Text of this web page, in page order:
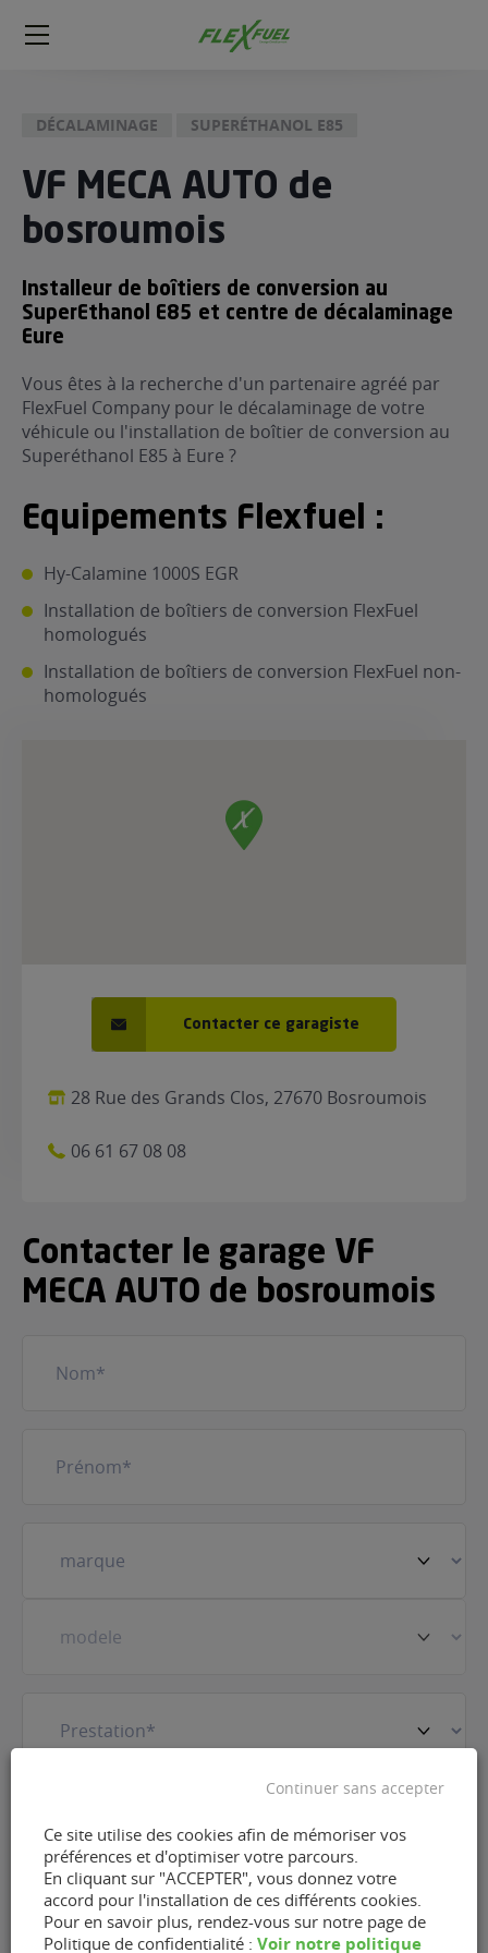
FlexFuel
Méga
le Décalaminage
gratuit
du carburant avec
le Superéthanol
?
garagiste
garagiste
DÉCALAMINAGE SUPERÉTHANOL E85
VF MECA AUTO de
bosroumois
Installeur de boîtiers de conversion au
SuperEthanol E85 et centre de décalaminage
Eure
Vous êtes à la recherche d'un partenaire agréé par
FlexFuel Company pour le décalaminage de votre
véhicule ou l'installation de boîtier de conversion au
Superéthanol E85 à Eure ?
Equipements Flexfuel :
Hy-Calamine 1000S EGR
Installation de boîtiers de conversion FlexFuel
homologués
Installation de boîtiers de conversion FlexFuel non-
homologués
Contacter ce garagiste
28 Rue des Grands Clos, 27670 Bosroumois
06 61 67 08 08
Contacter le garage VF
MECA AUTO de bosroumois
véhicule(Nécessaire)
Téléphone(Nécessaire)
Ce site utilise des cookies afin de mémoriser vos
préférences et d'optimiser votre parcours.
En cliquant sur "ACCEPTER", vous donnez votre
accord pour l'installation de ces différents cookies.
Pour en savoir plus, rendez-vous sur notre page de
Politique de confidentialité : Voir notre politique
Continuer sans accepter